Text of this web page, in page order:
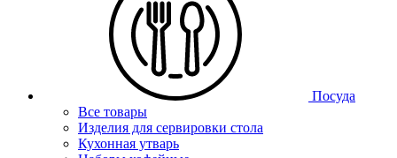
Посуда
Все товары
Изделия для сервировки стола
Кухонная утварь